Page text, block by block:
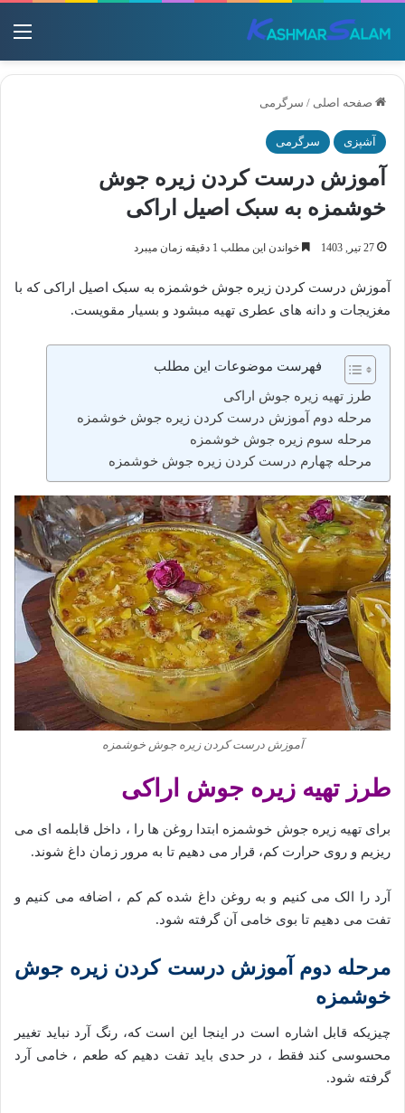
صفحه اصلی / سرگرمی
آشپزی سرگرمی
آموزش درست کردن زیره جوش
خوشمزه به سبک اصیل اراکی
27 تیر, 1403 خواندن این مطلب 1 دقیقه زمان میبرد
آموزش درست کردن زیره جوش خوشمزه به سبک اصیل اراکی که با
مغزیجات و دانه های عطری تهیه مبشود و بسیار مقویست.
فهرست موضوعات این مطلب
طرز تهیه زیره جوش اراکی
مرحله دوم آموزش درست کردن زیره جوش خوشمزه
مرحله سوم زیره جوش خوشمزه
مرحله چهارم درست کردن زیره جوش خوشمزه
آموزش درست کردن زیره جوش خوشمزه
طرز تهیه زیره جوش اراکی
برای تهیه زیره جوش خوشمزه ابتدا روغن ها را ، داخل قابلمه ای می
ریزیم و روی حرارت کم، قرار می دهیم تا به مرور زمان داغ شوند.
آرد را الک می کنیم و به روغن داغ شده کم کم ، اضافه می کنیم و
تفت می دهیم تا بوی خامی آن گرفته شود.
مرحله دوم آموزش درست کردن زیره جوش
خوشمزه
چیزیکه قابل اشاره است در اینجا این است که، رنگ آرد نباید تغییر
محسوسی کند فقط ، در حدی باید تفت دهیم که طعم ، خامی آرد
گرفته شود.